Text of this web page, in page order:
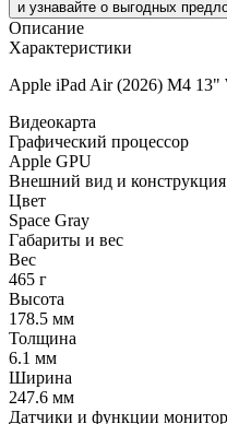
и узнавайте о выгодных
Описание
Характеристики
Apple iPad Air (2026) M4 13"
Видеокарта
Графический процессор
Apple GPU
Внешний вид и конструкция
Цвет
Space Gray
Габариты и вес
Вес
465 г
Высота
178.5 мм
Толщина
6.1 мм
Ширина
247.6 мм
Датчики и функции